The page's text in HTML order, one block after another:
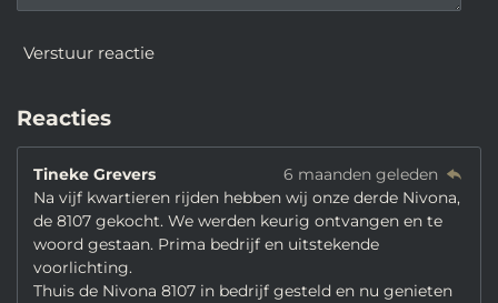
Verstuur reactie
Reacties
Tineke Grevers
6 maanden geleden
Na vijf kwartieren rijden hebben wij onze derde Nivona,
de 8107 gekocht. We werden keurig ontvangen en te
woord gestaan. Prima bedrijf en uitstekende
voorlichting.
Thuis de Nivona 8107 in bedrijf gesteld en nu genieten